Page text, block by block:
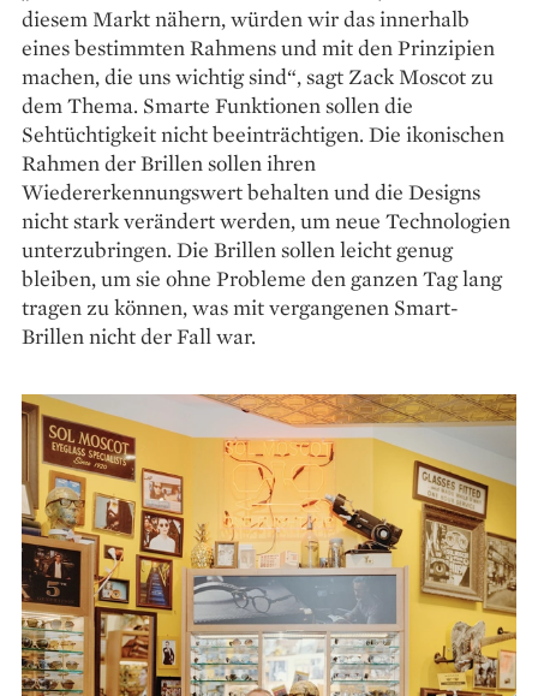
diesem Markt nähern, würden wir das innerhalb
eines bestimmten Rahmens und mit den Prinzipien
machen, die uns wichtig sind“, sagt Zack Moscot zu
dem Thema. Smarte Funktionen sollen die
Sehtüchtigkeit nicht beeinträchtigen. Die ikonischen
Rahmen der Brillen sollen ihren
Wiedererkennungswert behalten und die Designs
nicht stark verändert werden, um neue Technologien
unterzubringen. Die Brillen sollen leicht genug
bleiben, um sie ohne Probleme den ganzen Tag lang
tragen zu können, was mit vergangenen Smart-
Brillen nicht der Fall war.